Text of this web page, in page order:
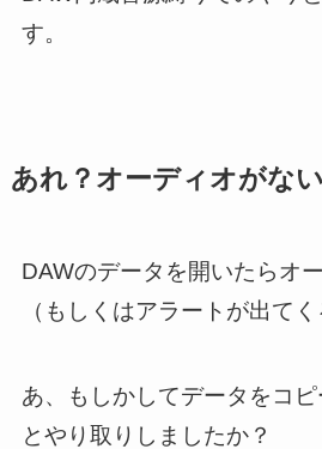
す。
あれ？オーディオがな
DAWのデータを開いたらオ
（もしくはアラートが出てく
あ、
もしかしてデータをコ
とやり取りしましたか？